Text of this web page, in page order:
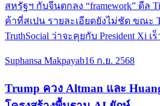
สหรัฐฯ กับจีนตกลง “framework” ดีล
ค้าที่สเปน รายละเอียดยังไม่ชัด ขณะ
TruthSocial ว่าจะคุยกับ President Xi เ
Suphansa Makpayab16 ก.ย. 2568
Trump ควง Altman และ